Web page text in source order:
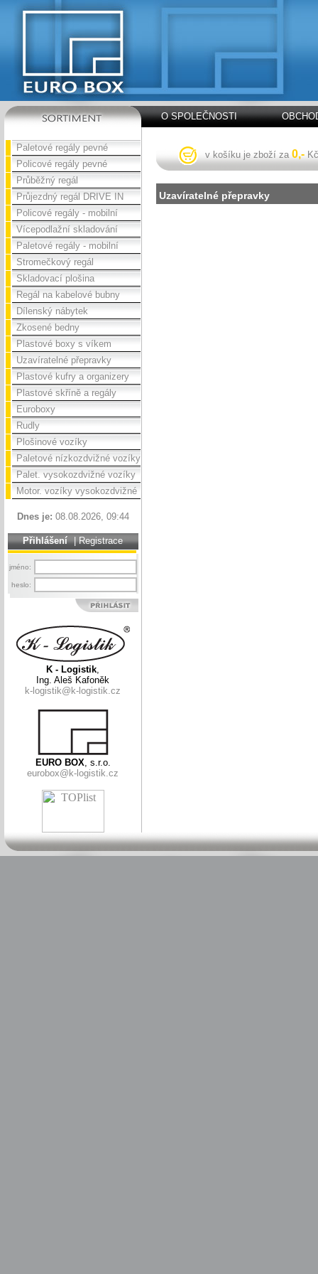
O SPOLEČNOSTI
Paletové regály pevné
Policové regály pevné
Průběžný regál
Průjezdný regál DRIVE IN
Policové regály - mobilní
Vícepodlažní skladování
Paletové regály - mobilní
Stromečkový regál
Skladovací plošina
Regál na kabelové bubny
Dílenský nábytek
Zkosené bedny
Plastové boxy s víkem
Uzavíratelné přepravky
Plastové kufry a organizery
Plastové skříně a regály
Euroboxy
Rudly
Plošinové vozíky
Paletové nízkozdvižné vozíky
Palet. vysokozdvižné vozíky
Motor. vozíky vysokozdvižné
Dnes je: 08.08.2026, 09:44
Přihlášení |Registrace
jméno:
heslo:
K - Logistik,
Ing. Aleš Kafoněk
k-logistik@k-logistik.cz
EURO BOX, s.r.o.
eurobox@k-logistik.cz
v košíku je zboží za 0,- Kč
Uzavíratelné přepravky